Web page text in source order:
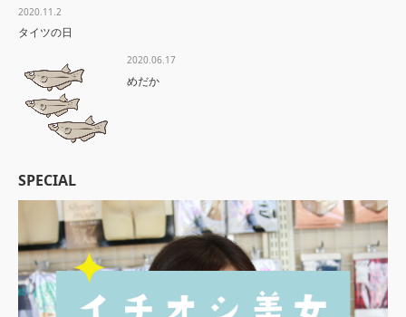
2020.11.2
タイツの日
2020.06.17
めだか
SPECIAL